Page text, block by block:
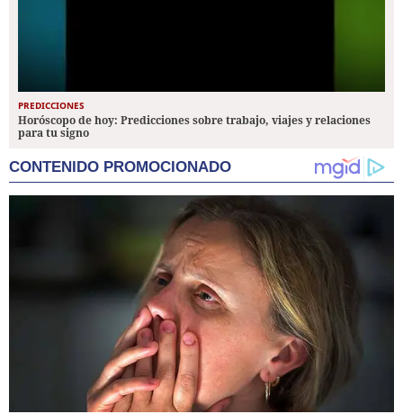
PREDICCIONES
Horóscopo de hoy: Predicciones sobre trabajo, viajes y relaciones
para tu signo
CONTENIDO PROMOCIONADO